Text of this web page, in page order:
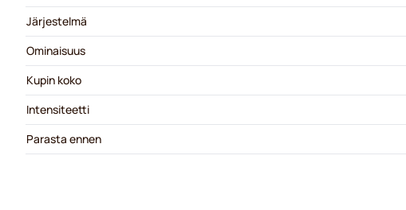
Järjestelmä
Ominaisuus
Kupin koko
Intensiteetti
Parasta ennen